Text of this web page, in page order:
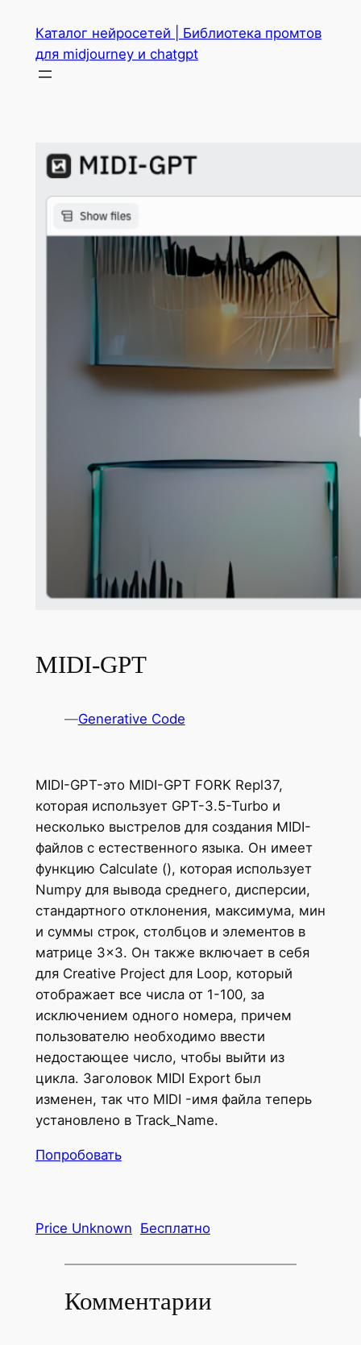
содержимому
Каталог нейросетей | Библиотека промтов
для midjourney и chatgpt
MIDI-GPT
—Generative Code
MIDI-GPT-это MIDI-GPT FORK Repl37,
которая использует GPT-3.5-Turbo и
несколько выстрелов для создания MIDI-
файлов с естественного языка. Он имеет
функцию Calculate (), которая использует
Numpy для вывода среднего, дисперсии,
стандартного отклонения, максимума, мин
и суммы строк, столбцов и элементов в
матрице 3×3. Он также включает в себя
для Creative Project для Loop, который
отображает все числа от 1-100, за
исключением одного номера, причем
пользователю необходимо ввести
недостающее число, чтобы выйти из
цикла. Заголовок MIDI Export был
изменен, так что MIDI -имя файла теперь
установлено в Track_Name.
Попробовать
Price Unknown Бесплатно
Комментарии